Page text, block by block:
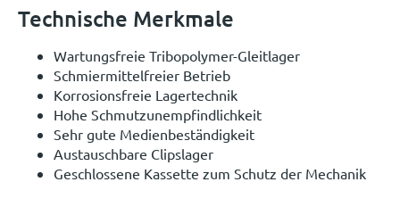
Technische Merkmale
Wartungsfreie Tribopolymer-Gleitlager
Schmiermittelfreier Betrieb
Korrosionsfreie Lagertechnik
Hohe Schmutzunempfindlichkeit
Sehr gute Medienbeständigkeit
Austauschbare Clipslager
Geschlossene Kassette zum Schutz der Mechanik